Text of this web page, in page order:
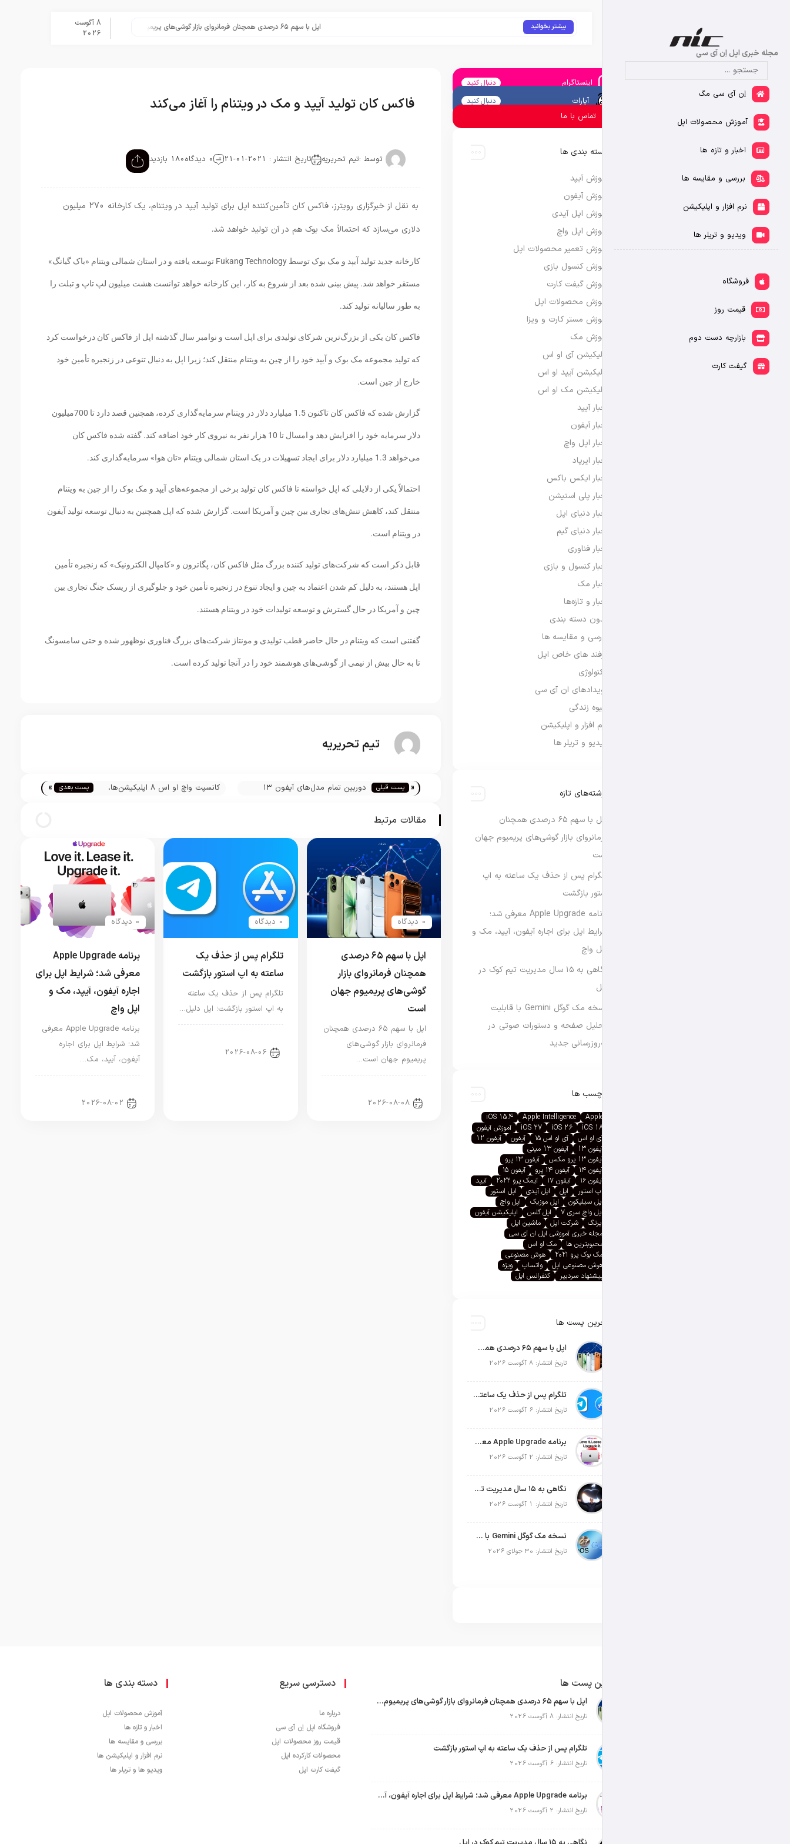
مجله خبری اپل اِن آی سی
اِن آی سی مگ
آموزش محصولات اپل
اخبار و تازه ها
بررسی و مقایسه ها
نرم افزار و اپلیکیشن
ویدیو و تریلر ها
فروشگاه
قیمت روز
بازارچه دست دوم
گیفت کارت
بیشتر بخوانید اپل با سهم ۶۵ درصدی همچنان فرمانروای بازار گوشی‌های پریمیوم جهان است تلگرام پس از حذف یک ساعته به اپ
8 آگوست
2026
فاکس کان تولید آیپد و مک در ویتنام را آغاز می‌کند
توسط :تیم تحریریه تاریخ انتشار : 2021-01-21 0 دیدگاه 180 بازدید
به نقل از خبرگزاری رویترز، فاکس کان تأمین‌کننده اپل برای تولید آیپد در ویتنام، یک کارخانه 270 میلیون
دلاری می‌سازد که احتمالاً مک بوک هم در آن تولید خواهد شد.
کارخانه جدید تولید آیپد و مک بوک توسط Fukang Technology توسعه یافته و در استان شمالی ویتنام «باک گیانگ»
مستقر خواهد شد. پیش بینی شده بعد از شروع به کار، این کارخانه خواهد توانست هشت میلیون لپ تاپ و تبلت را
به طور سالیانه تولید کند.
فاکس کان یکی از بزرگ‌ترین شرکای تولیدی برای اپل است و نوامبر سال گذشته اپل از فاکس کان درخواست کرد
که تولید مجموعه مک بوک و آیپد خود را از چین به ویتنام منتقل کند؛ زیرا اپل به دنبال تنوعی در زنجیره تأمین خود
خارج از چین است.
گزارش شده که فاکس کان تاکنون 1.5 میلیارد دلار در ویتنام سرمایه‌گذاری کرده، همچنین قصد دارد تا 700میلیون
دلار سرمایه خود را افزایش دهد و امسال تا 10 هزار نفر به نیروی کار خود اضافه کند. گفته شده فاکس کان
می‌خواهد 1.3 میلیارد دلار برای ایجاد تسهیلات در یک استان شمالی ویتنام «تان هوا» سرمایه‌گذاری کند.
احتمالاً یکی از دلایلی که اپل خواسته تا فاکس کان تولید برخی از مجموعه‌های آیپد و مک بوک را از چین به ویتنام
منتقل کند، کاهش تنش‌های تجاری بین چین و آمریکا است. گزارش شده که اپل همچنین به دنبال توسعه تولید آیفون
در ویتنام است.
قابل ذکر است که شرکت‌های تولید کننده بزرگ مثل فاکس کان، پگاترون و «کامپال الکترونیک» که زنجیره تأمین
اپل هستند، به دلیل کم شدن اعتماد به چین و ایجاد تنوع در زنجیره تأمین خود و جلوگیری از ریسک جنگ تجاری بین
چین و آمریکا در حال گسترش و توسعه تولیدات خود در ویتنام هستند.
گفتنی است که ویتنام در حال حاضر قطب تولیدی و مونتاژ شرکت‌های بزرگ فناوری نوظهور شده و حتی سامسونگ
تا به حال بیش از نیمی از گوشی‌های هوشمند خود را در آنجا تولید کرده است.
تیم تحریریه
« پست قبلی
دوربین تمام مدل‌های آیفون ۱۳
کانسپت واچ او اس 8 اپلیکیشن‌ها،
پست بعدی »
مقالات مرتبط
0 دیدگاه
اپل با سهم ۶۵ درصدی
همچنان فرمانروای بازار
گوشی‌های پریمیوم جهان
است
اپل با سهم ۶۵ درصدی همچنان
فرمانروای بازار گوشی‌های
پریمیوم جهان است…
2026-08-08
0 دیدگاه
تلگرام پس از حذف یک
ساعته به اپ استور بازگشت
تلگرام پس از حذف یک ساعته
به اپ استور بازگشت؛ اپل دلیل…
2026-08-06
0 دیدگاه
برنامه Apple Upgrade
معرفی شد؛ شرایط اپل برای
اجاره آیفون، آیپد، مک و
اپل واچ
برنامه Apple Upgrade معرفی
شد؛ شرایط اپل برای اجاره
آیفون، آیپد، مک…
2026-08-02
اینستاگرام دنبال کنید
آپارات دنبال کنید
تماس با ما
دسته بندی ها
آموزش آیپد
آموزش آیفون
آموزش اپل آیدی
آموزش اپل واچ
آموزش تعمیر محصولات اپل
آموزش کنسول بازی
آموزش گیفت کارت
آموزش محصولات اپل
آموزش مستر کارت و ویزا
آموزش مک
اپلیکیشن آی او اس
اپلیکیشن آیپد او اس
اپلیکیشن مک او اس
اخبار آیپد
اخبار آیفون
اخبار اپل واچ
اخبار ایرپاد
اخبار ایکس باکس
اخبار پلی استیشن
اخبار دنیای اپل
اخبار دنیای گیم
اخبار فناوری
اخبار کنسول و بازی
اخبار مک
اخبار و تازه‌ها
بدون دسته بندی
بررسی و مقایسه ها
ترفند های خاص اپل
تکنولوژی
رویدادهای ان آی سی
شیوه زندگی
نرم افزار و اپلیکیشن
ویدیو و تریلر ها
نوشته‌های تازه
اپل با سهم ۶۵ درصدی همچنان
فرمانروای بازار گوشی‌های پریمیوم جهان
است
تلگرام پس از حذف یک ساعته به اپ
استور بازگشت
برنامه Apple Upgrade معرفی شد؛
شرایط اپل برای اجاره آیفون، آیپد، مک و
اپل واچ
نگاهی به ۱۵ سال مدیریت تیم کوک در
اپل
نسخه مک گوگل Gemini با قابلیت
تحلیل صفحه و دستورات صوتی در
به‌روزرسانی جدید
برچسب ها
Apple
Apple Intelligence
iOS 15.4
iOS 18
iOS 26
iOS 27
آموزش آیفون
آی او اس
آی او اس ۱۵ آیفون
آیفون 12
آیفون 13
آیفون 13 مینی
آیفون 13 پرو مکس
آیفون ۱۳ پرو
آیفون ۱۴
آیفون ۱۴ پرو
آیفون ۱۵
آیفون ۱۶
آیفون ۱۷ آیمک پرو ۲۰۲۲
آیپد
اپ استور
اپل اپل آیدی
اپل استور
اپل سیلیکون
اپل موزیک
اپل واچ
اپل واچ سری ۷
اپل گلس
اپلیکیشن آیفون
ایرتگ
شرکت اپل
ماشین اپل
مجله خبری آموزشی اپل ان آی سی
محبوبترین ها
مک او اس
مک بوک پرو ۲۰۲۱
هوش مصنوعی
هوش مصنوعی اپل
واتساپ
ویژه
پیشنهاد سردبیر
کنفرانس اپل
آخرین پست ها
اپل با سهم ۶۵ درصدی همچنان فرمانروای بازار گوشی‌های پریمیوم جهان است
تاریخ انتشار: 8 آگوست 2026
تلگرام پس از حذف یک ساعته به اپ استور بازگشت
تاریخ انتشار: 6 آگوست 2026
برنامه Apple Upgrade معرفی شد؛ شرایط اپل برای اجاره آیفون، آیپد، مک و اپل واچ
تاریخ انتشار: 2 آگوست 2026
نگاهی به ۱۵ سال مدیریت تیم کوک در اپل
تاریخ انتشار: 1 آگوست 2026
نسخه مک گوگل Gemini با قابلیت تحلیل صفحه و دستورات صوتی در به‌روزرسانی جدید
تاریخ انتشار: 30 جولای 2026
آخرین پست ها
اپل با سهم ۶۵ درصدی همچنان فرمانروای بازار گوشی‌های پریمیوم جهان است
تاریخ انتشار: 8 آگوست 2026
تلگرام پس از حذف یک ساعته به اپ استور بازگشت
تاریخ انتشار: 6 آگوست 2026
برنامه Apple Upgrade معرفی شد؛ شرایط اپل برای اجاره آیفون، آیپد، مک و اپل واچ
تاریخ انتشار: 2 آگوست 2026
دسترسی سریع
درباره ما
فروشگاه اپل اِن آی سی
قیمت روز محصولات اپل
محصولات کارکرده اپل
گیفت کارت اپل
دسته بندی ها
آموزش محصولات اپل
اخبار و تازه ها
بررسی و مقایسه ها
نرم افزار و اپلیکیشن ها
ویدیو ها و تریلر ها